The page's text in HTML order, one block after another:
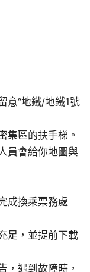
意“地鐵/地鐵1號
集區的扶手梯。
員會給你地圖與
成換乘票務處
足，並提前下載
，遇到故障時，